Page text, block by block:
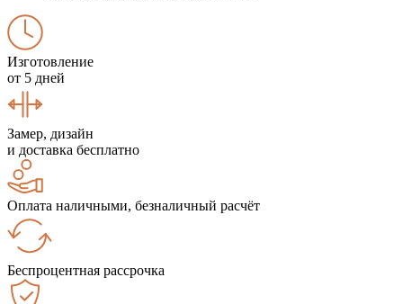
Изготовление
от 5 дней
Замер, дизайн
и доставка бесплатно
Оплата наличными, безналичный расчёт
Беспроцентная рассрочка